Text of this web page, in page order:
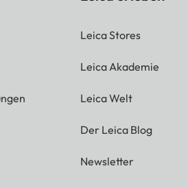
Leica Stores
Leica Akademie
Leica Welt
Der Leica Blog
Newsletter